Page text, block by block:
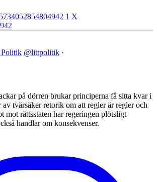
1 X
@littpolitik ·
på dörren brukar principerna få sitta kvar i
tvärsäker retorik om att regler är regler och
mot rättsstaten har regeringen plötsligt
handlar om konsekvenser.